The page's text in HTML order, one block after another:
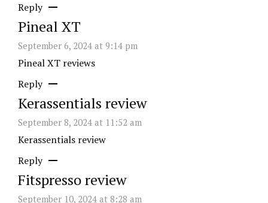
Reply
Pineal XT
September 6, 2024 at 9:14 pm
Pineal XT reviews
Reply
Kerassentials review
September 8, 2024 at 11:52 am
Kerassentials review
Reply
Fitspresso review
September 10, 2024 at 8:28 am